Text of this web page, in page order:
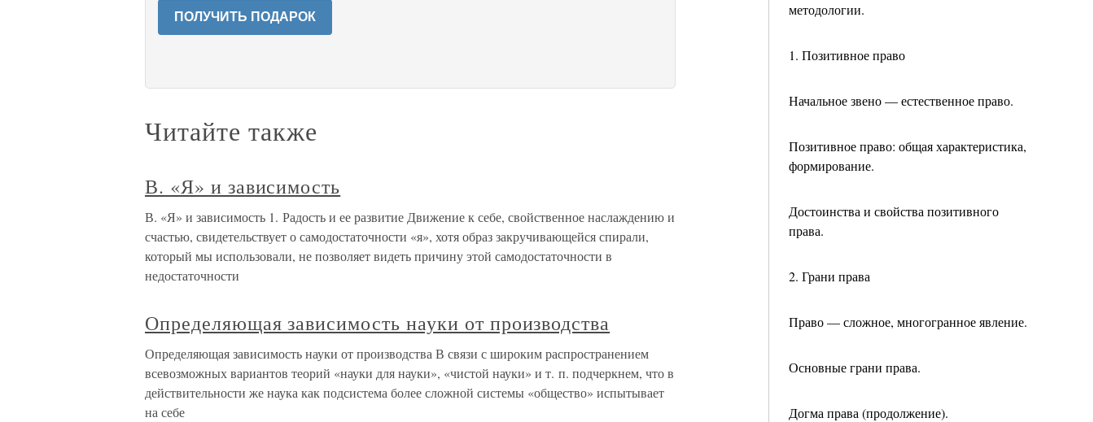
методологии.
1. Позитивное право
Начальное звено — естественное право.
Позитивное право: общая характеристика,
формиро­вание.
Достоинства и свойства позитивного
права.
2. Грани права
Право — сложное, многогранное явление.
Основные грани права.
Догма права (продолжение).
ПОЛУЧИТЬ ПОДАРОК
Читайте также
В. «Я» и зависимость
В. «Я» и зависимость 1. Радость и ее развитие Движение к себе, свойственное наслаждению и
счастью, свидетельствует о самодостаточности «я», хотя образ закручивающейся спирали,
который мы использовали, не позволяет видеть причину этой самодостаточности в
недостаточности
Определяющая зависимость науки от производства
Определяющая зависимость науки от производства В связи с широким распространением
всевозможных вариантов теорий «науки для науки», «чистой науки» и т. п. подчеркнем, что в
действительности же наука как подсистема более сложной системы «общество» испытывает
на себе